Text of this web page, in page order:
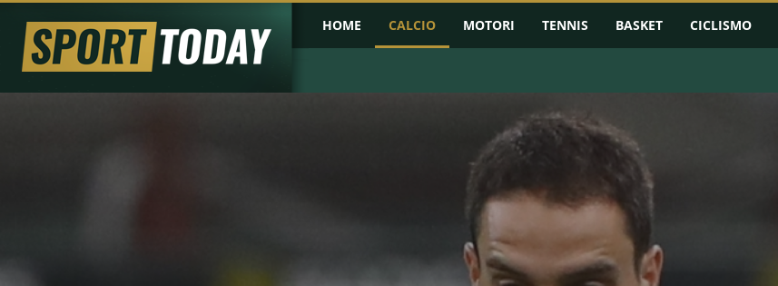
HOME CALCIO MOTORI TENNIS BASKET CICLISMO
CHAMPIONS LEAGUE